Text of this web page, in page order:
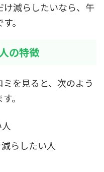
け減らしたいなら、午
。
の特徴
を見ると、次のよう
。
らしたい人